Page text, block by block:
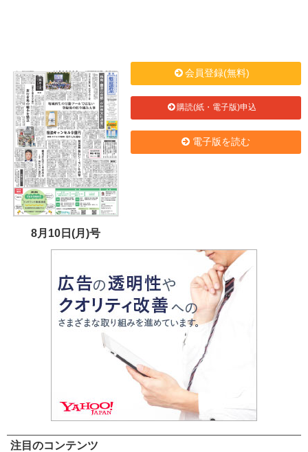
8月10日(月)号
会員登録(無料)
購読(紙・電子版)申込
電子版を読む
注目のコンテンツ